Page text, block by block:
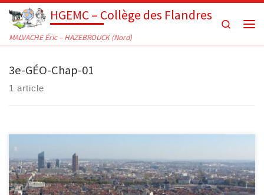
Passer au contenuHGEMC – Collège des Flandres
MALVACHE Éric – HAZEBROUCK (Nord)
Search
3e-GÉO-Chap-01
1 article